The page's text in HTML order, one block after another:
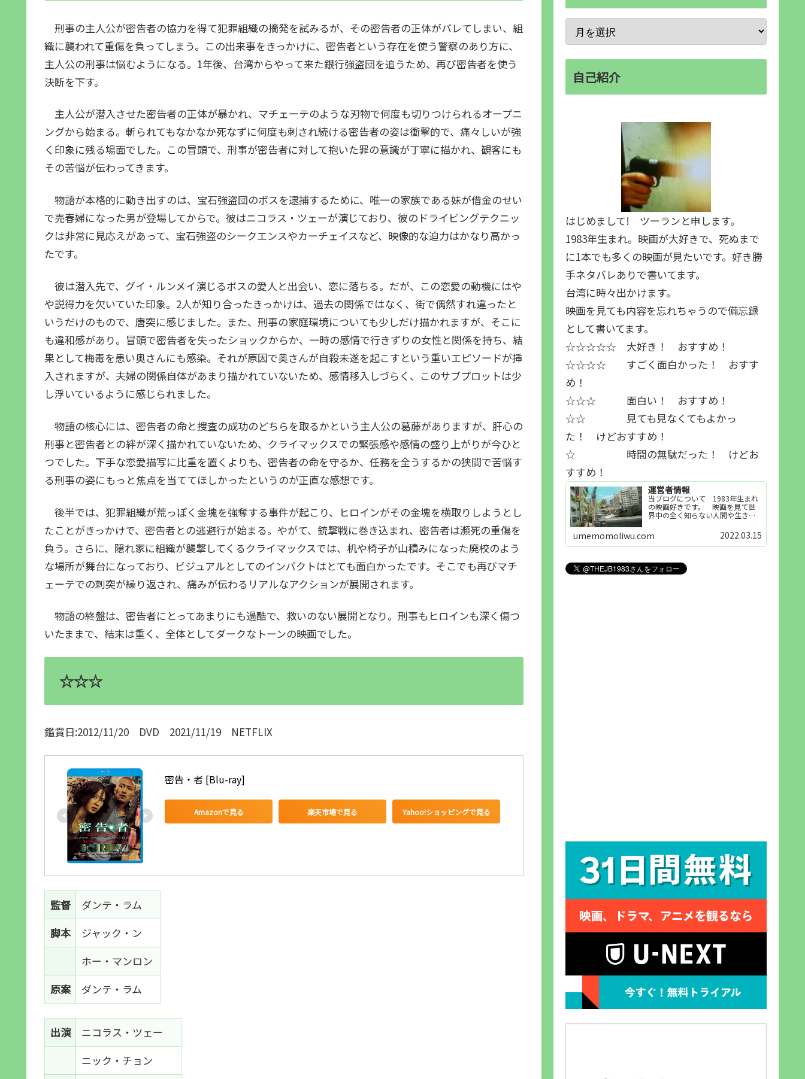
刑事の主人公が密告者の協力を得て犯罪組織の摘発を試みるが、その密告者の正体がバレてしまい、組
織に襲われて重傷を負ってしまう。この出来事をきっかけに、密告者という存在を使う警察のあり方に、
主人公の刑事は悩むようになる。1年後、台湾からやって来た銀行強盗団を追うため、再び密告者を使う
決断を下す。
主人公が潜入させた密告者の正体が暴かれ、マチェーテのような刃物で何度も切りつけられるオープニ
ングから始まる。斬られてもなかなか死なずに何度も刺され続ける密告者の姿は衝撃的で、痛々しいが強
く印象に残る場面でした。この冒頭で、刑事が密告者に対して抱いた罪の意識が丁寧に描かれ、観客にも
その苦悩が伝わってきます。
物語が本格的に動き出すのは、宝石強盗団のボスを逮捕するために、唯一の家族である妹が借金のせい
で売春婦になった男が登場してからで。彼はニコラス・ツェーが演じており、彼のドライビングテクニッ
クは非常に見応えがあって、宝石強盗のシークエンスやカーチェイスなど、映像的な迫力はかなり高かっ
たです。
彼は潜入先で、グイ・ルンメイ演じるボスの愛人と出会い、恋に落ちる。だが、この恋愛の動機にはや
や説得力を欠いていた印象。2人が知り合ったきっかけは、過去の関係ではなく、街で偶然すれ違ったと
いうだけのもので、唐突に感じました。また、刑事の家庭環境についても少しだけ描かれますが、そこに
も違和感があり。冒頭で密告者を失ったショックからか、一時の感情で行きずりの女性と関係を持ち、結
果として梅毒を患い奥さんにも感染。それが原因で奥さんが自殺未遂を起こすという重いエピソードが挿
入されますが、夫婦の関係自体があまり描かれていないため、感情移入しづらく、このサブプロットは少
し浮いているように感じられました。
物語の核心には、密告者の命と捜査の成功のどちらを取るかという主人公の葛藤がありますが、肝心の
刑事と密告者との絆が深く描かれていないため、クライマックスでの緊張感や感情の盛り上がりが今ひと
つでした。下手な恋愛描写に比重を置くよりも、密告者の命を守るか、任務を全うするかの狭間で苦悩す
る刑事の姿にもっと焦点を当ててほしかったというのが正直な感想です。
後半では、犯罪組織が荒っぽく金塊を強奪する事件が起こり、ヒロインがその金塊を横取りしようとし
たことがきっかけで、密告者との逃避行が始まる。やがて、銃撃戦に巻き込まれ、密告者は瀕死の重傷を
負う。さらに、隠れ家に組織が襲撃してくるクライマックスでは、机や椅子が山積みになった廃校のよう
な場所が舞台になっており、ビジュアルとしてのインパクトはとても面白かったです。そこでも再びマチ
ェーテでの刺突が繰り返され、痛みが伝わるリアルなアクションが展開されます。
物語の終盤は、密告者にとってあまりにも過酷で、救いのない展開となり。刑事もヒロインも深く傷つ
いたままで、結末は重く、全体としてダークなトーンの映画でした。
☆☆☆
鑑賞日:2012/11/20 DVD 2021/11/19 NETFLIX
密告・者 [Blu-ray]
Amazonで見る 楽天市場で見る Yahoo!ショッピングで見る
監督
ダンテ・ラム
脚本
ジャック・ン
ホー・マンロン
原案
ダンテ・ラム
出演
ニコラス・ツェー
ニック・チョン
自己紹介
はじめまして! ツーランと申します。
1983年生まれ。映画が大好きで、死ぬまで
に1本でも多くの映画が見たいです。好き勝
手ネタバレありで書いてます。
台湾に時々出かけます。
映画を見ても内容を忘れちゃうので備忘録
として書いてます。
☆☆☆☆☆ 大好き！ おすすめ！
☆☆☆☆ すごく面白かった！ おすす
め！
☆☆☆ 面白い！ おすすめ！
☆☆ 見ても見なくてもよかっ
た！ けどおすすめ！
☆ 時間の無駄だった！ けどお
すすめ！
運営者情報
当ブログについて 1983年生まれ
の映画好きです。 映画を見て世
界中の全く知らない人間や生き物
世界知らない世界に触れることが
好きで映画を見てます。「映画を
見られれば幸福度を高い」とわか
umemomoliwu.com 2022.03.15